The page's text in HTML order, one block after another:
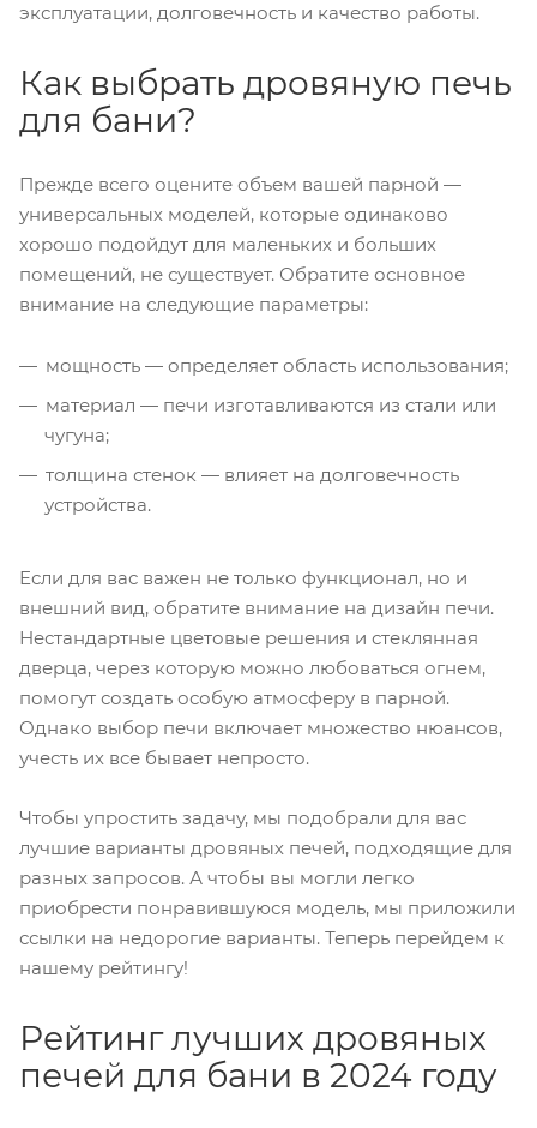
эксплуатации, долговечность и качество работы.
Как выбрать дровяную печь
для бани?
Прежде всего оцените объем вашей парной —
универсальных моделей, которые одинаково
хорошо подойдут для маленьких и больших
помещений, не существует. Обратите основное
внимание на следующие параметры:
мощность — определяет область использования;
материал — печи изготавливаются из стали или
чугуна;
толщина стенок — влияет на долговечность
устройства.
Если для вас важен не только функционал, но и
внешний вид, обратите внимание на дизайн печи.
Нестандартные цветовые решения и стеклянная
дверца, через которую можно любоваться огнем,
помогут создать особую атмосферу в парной.
Однако выбор печи включает множество нюансов,
учесть их все бывает непросто.
Чтобы упростить задачу, мы подобрали для вас
лучшие варианты дровяных печей, подходящие для
разных запросов. А чтобы вы могли легко
приобрести понравившуюся модель, мы приложили
ссылки на недорогие варианты. Теперь перейдем к
нашему рейтингу!
Рейтинг лучших дровяных
печей для бани в 2024 году